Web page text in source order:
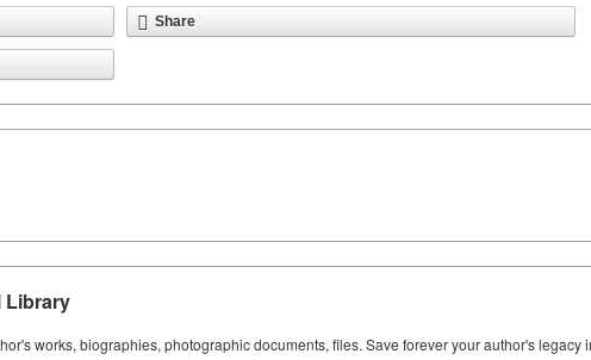
Share
Library
works, biographies, photographic documents, files. Save forever your author's legacy